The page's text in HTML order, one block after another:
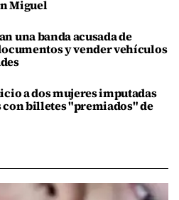
Miguel
una banda acusada de
y vender vehículos
a dos mujeres imputadas
con billetes "premiados" de